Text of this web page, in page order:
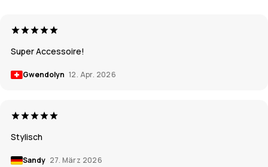
Super Accessoire!
Gwendolyn 12. Apr. 2026
Stylisch
Sandy 27. März 2026